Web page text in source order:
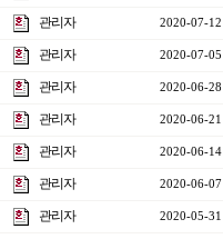
관리자 2020-07-12
관리자 2020-07-05
관리자 2020-06-28
관리자 2020-06-21
관리자 2020-06-14
관리자 2020-06-07
관리자 2020-05-31